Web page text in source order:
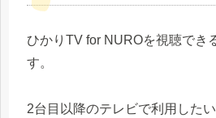
ひかりTV for NUROを視聴でき
す。
2台目以降のテレビで利用した